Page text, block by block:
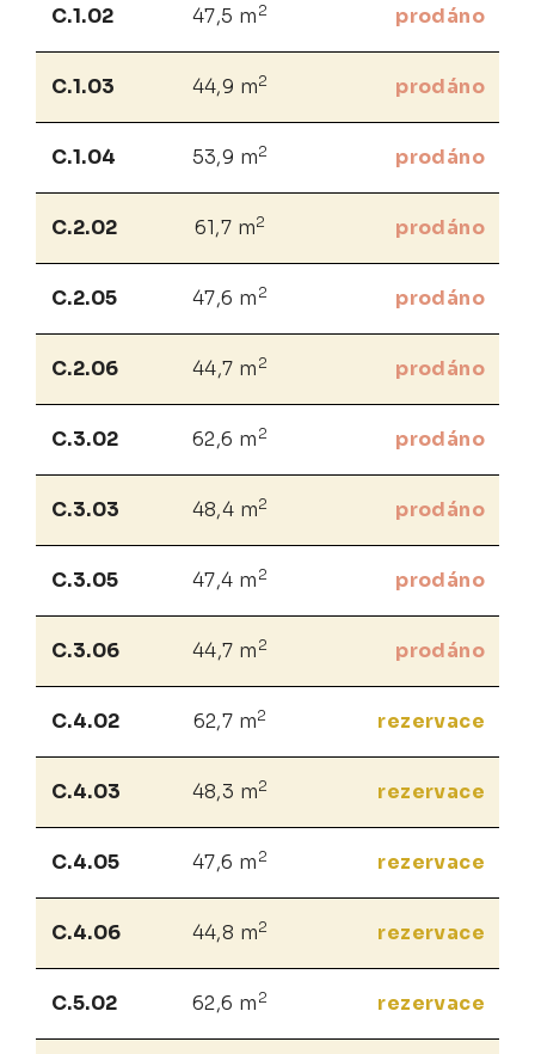
C.1.02 47,5 m 2 prodáno
C.1.03 44,9 m2 prodáno
C.1.04 53,9 m2 prodáno
C.2.02 61,7 m2 prodáno
C.2.05 47,6 m 2 prodáno
C.2.06 44,7 m 2 prodáno
C.3.02 62,6 m 2 prodáno
C.3.03 48,4 m2 prodáno
C.3.05 47,4 m 2 prodáno
C.3.06 44,7 m 2 prodáno
C.4.02 62,7 m2 rezervace
C.4.03 48,3 m2 rezervace
C.4.05 47,6 m 2 rezervace
C.4.06 44,8 m2 rezervace
C.5.02 62,6 m 2 rezervace